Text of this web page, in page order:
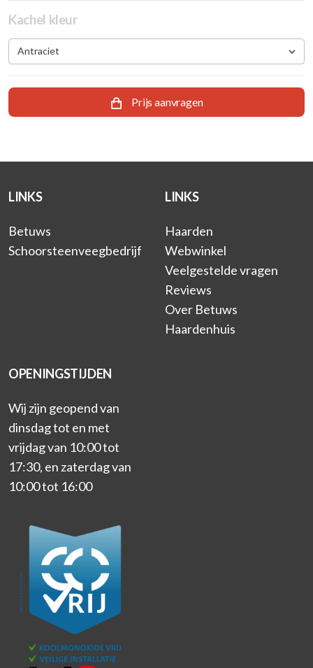
Kachel kleur
Antraciet
Prijs aanvragen
LINKS
Betuws
Schoorsteenveegbedrijf
LINKS
Haarden
Webwinkel
Veelgestelde vragen
Reviews
Over Betuws
Haardenhuis
OPENINGSTIJDEN
Wij zijn geopend van
dinsdag tot en met
vrijdag van 10:00 tot
17:30, en zaterdag van
10:00 tot 16:00